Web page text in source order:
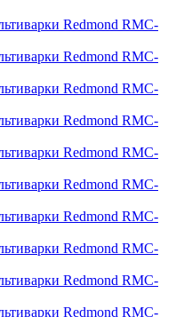
Redmond RMC-
Redmond RMC-
Redmond RMC-
Redmond RMC-
Redmond RMC-
Redmond RMC-
Redmond RMC-
Redmond RMC-
Redmond RMC-
Redmond RMC-